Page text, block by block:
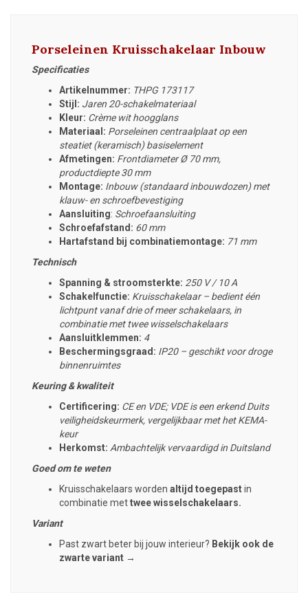
Porseleinen Kruisschakelaar Inbouw
Specificaties
Artikelnummer: THPG 173117
Stijl: Jaren 20-schakelmateriaal
Kleur: Crème wit hoogglans
Materiaal: Porseleinen centraalplaat op een
steatiet (keramisch) basiselement
Afmetingen: Frontdiameter Ø 70 mm,
productdiepte 30 mm
Montage: Inbouw (standaard inbouwdozen) met
klauw- en schroefbevestiging
Aansluiting: Schroefaansluiting
Schroefafstand: 60 mm
Hartafstand bij combinatiemontage: 71 mm
Technisch
Spanning & stroomsterkte: 250 V / 10 A
Schakelfunctie: Kruisschakelaar – bedient één
lichtpunt vanaf drie of meer schakelaars, in
combinatie met twee wisselschakelaars
Aansluitklemmen: 4
Beschermingsgraad: IP20 – geschikt voor droge
binnenruimtes
Keuring & kwaliteit
Certificering: CE en VDE; VDE is een erkend Duits
veiligheidskeurmerk, vergelijkbaar met het KEMA-
keur
Herkomst: Ambachtelijk vervaardigd in Duitsland
Goed om te weten
Kruisschakelaars worden altijd toegepastin
combinatie mettwee wisselschakelaars.
Variant
Past zwart beter bij jouw interieur? Bekijk ook de
zwarte variant →